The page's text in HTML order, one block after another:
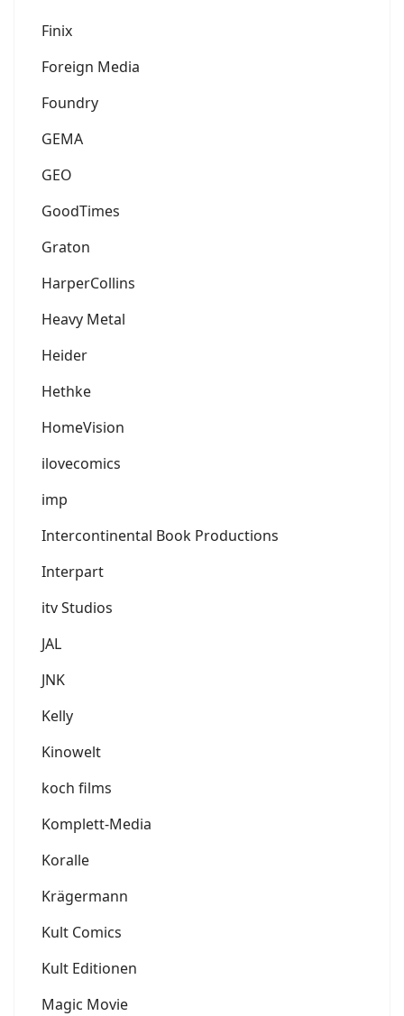
Finix
Foreign Media
Foundry
GEMA
GEO
GoodTimes
Graton
HarperCollins
Heavy Metal
Heider
Hethke
HomeVision
ilovecomics
imp
Intercontinental Book Productions
Interpart
itv Studios
JAL
JNK
Kelly
Kinowelt
koch films
Komplett-Media
Koralle
Krägermann
Kult Comics
Kult Editionen
Magic Movie